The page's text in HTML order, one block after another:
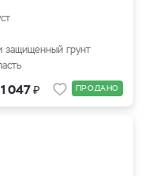
защищенный грунт
1 047₽ ПРОДАНО